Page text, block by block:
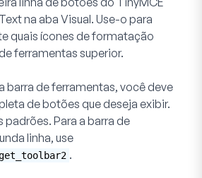
na aba Visual. Use-o para
quais ícones de formatação
ferramentas superior.
barra de ferramentas, você deve
de botões que deseja exibir.
padrões. Para a barra de
linha, use
.